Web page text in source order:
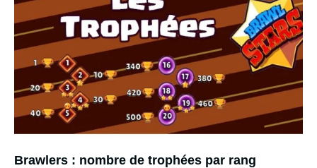
Brawlers : nombre de trophées par rang